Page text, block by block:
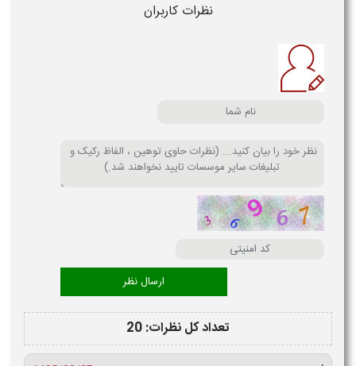
نظرات کاربران
تعداد کل نظرات: 20